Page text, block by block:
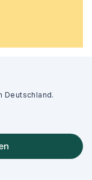
Deutschland.